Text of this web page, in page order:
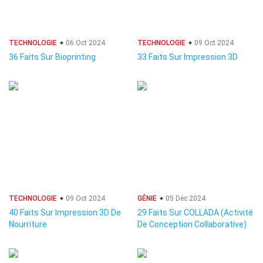
TECHNOLOGIE 06 Oct 2024
36 Faits Sur Bioprinting
TECHNOLOGIE 09 Oct 2024
33 Faits Sur Impression 3D
TECHNOLOGIE 09 Oct 2024
40 Faits Sur Impression 3D De
Nourriture
GÉNIE 05 Déc 2024
29 Faits Sur COLLADA (Activité
De Conception Collaborative)